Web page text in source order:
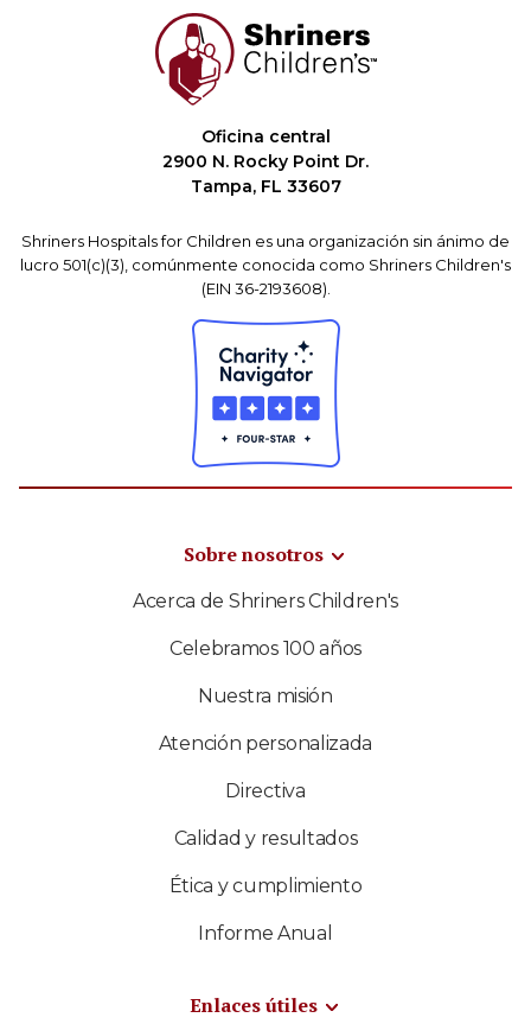
Oficina central
2900 N. Rocky Point Dr.
Tampa, FL 33607
Shriners Hospitals for Children es una organización sin ánimo de
lucro 501(c)(3), comúnmente conocida como Shriners Children's
(EIN 36-2193608).
Sobre nosotros
Acerca de Shriners Children's
Celebramos 100 años
Nuestra misión
Atención personalizada
Directiva
Calidad y resultados
Ética y cumplimiento
Informe Anual
Enlaces útiles